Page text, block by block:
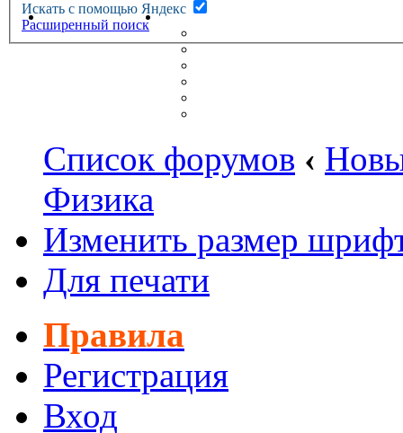
Искать с помощью Яндекс
Расширенный поиск
НОВАЯ ТЕОРИЯФОРУМ
НЕПРОЧИТАННЫЕ
Список форумов ‹
Физика
Изменить размер
Для печати
Правила
Регистрация
Вход